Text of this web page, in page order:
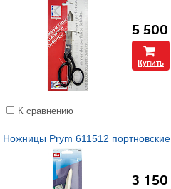
5 500
Купить
К сравнению
Ножницы Prym 611512 портновские
3 150